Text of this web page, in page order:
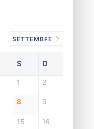
SETTEMBRE
S D
1 2
8 9
15 16